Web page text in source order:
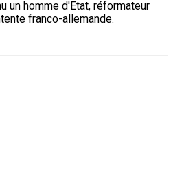
un homme d'Etat, réformateur
franco-allemande.